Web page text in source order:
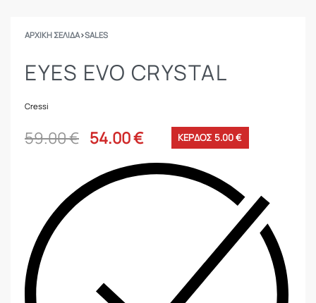
ΑΡΧΙΚΉ ΣΕΛΊΔΑ›SALES
EYES EVO CRYSTAL
Cressi
59.00€ 54.00€ ΚΕΡΔΟΣ 5.00 €